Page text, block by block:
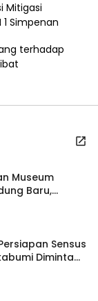
Mitigasi
1 Simpenan
terhadap
Museum
Baru,
Sensus
Diminta